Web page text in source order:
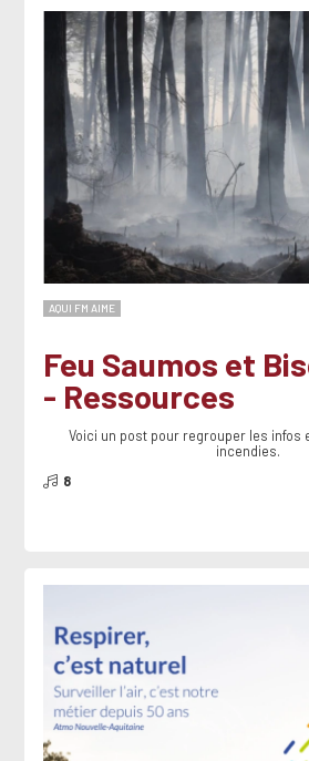
AQUI FM AIME
Feu Saumos et
- Ressources
Voici un post pour regrouper les infos
incendies.
8